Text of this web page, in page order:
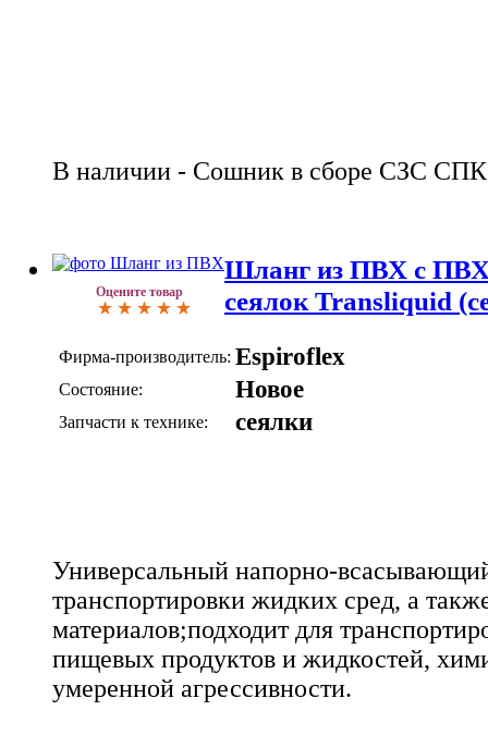
В наличии - Сошник в сборе СЗС
Оцените товар
Шланг из ПВХ с
сеялок Transliquid
Фирма-производитель: Espiroflex
Состояние: Новое
Запчасти к технике: сеялки
Универсальный напорно-
транспортировки жидких сред, а
материалов;подходит для
пищевых продуктов и жидкостей,
умеренной агрессивности.